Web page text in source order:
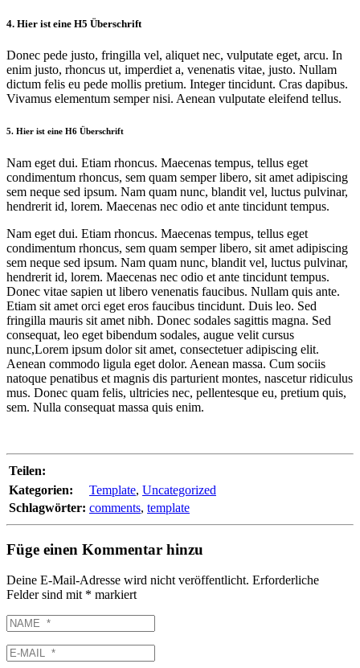
4. Hier ist eine H5 Überschrift
Donec pede justo, fringilla vel, aliquet nec, vulputate eget, arcu. In
enim justo, rhoncus ut, imperdiet a, venenatis vitae, justo. Nullam
dictum felis eu pede mollis pretium. Integer tincidunt. Cras dapibus.
Vivamus elementum semper nisi. Aenean vulputate eleifend tellus.
5. Hier ist eine H6 Überschrift
Nam eget dui. Etiam rhoncus. Maecenas tempus, tellus eget
condimentum rhoncus, sem quam semper libero, sit amet adipiscing
sem neque sed ipsum. Nam quam nunc, blandit vel, luctus pulvinar,
hendrerit id, lorem. Maecenas nec odio et ante tincidunt tempus.
Nam eget dui. Etiam rhoncus. Maecenas tempus, tellus eget
condimentum rhoncus, sem quam semper libero, sit amet adipiscing
sem neque sed ipsum. Nam quam nunc, blandit vel, luctus pulvinar,
hendrerit id, lorem. Maecenas nec odio et ante tincidunt tempus.
Donec vitae sapien ut libero venenatis faucibus. Nullam quis ante.
Etiam sit amet orci eget eros faucibus tincidunt. Duis leo. Sed
fringilla mauris sit amet nibh. Donec sodales sagittis magna. Sed
consequat, leo eget bibendum sodales, augue velit cursus
nunc,Lorem ipsum dolor sit amet, consectetuer adipiscing elit.
Aenean commodo ligula eget dolor. Aenean massa. Cum sociis
natoque penatibus et magnis dis parturient montes, nascetur ridiculus
mus. Donec quam felis, ultricies nec, pellentesque eu, pretium quis,
sem. Nulla consequat massa quis enim.
Teilen:
Kategorien:
Template, Uncategorized
Schlagwörter: comments, template
Füge einen Kommentar hinzu
Deine E-Mail-Adresse wird nicht veröffentlicht. Erforderliche
Felder sind mit * markiert
NAME
E-